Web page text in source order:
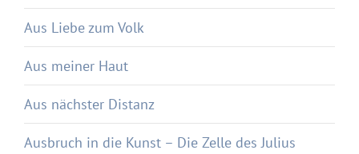
Aus Liebe zum Volk
Aus meiner Haut
Aus nächster Distanz
Ausbruch in die Kunst – Die Zelle des Julius